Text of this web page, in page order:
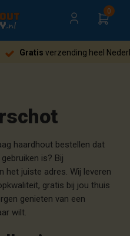
0
heel Nederland
haardhout bestellen dat
is? Bij
het juiste adres. Wij leveren
gratis bij jou thuis
genieten van een
wilt.